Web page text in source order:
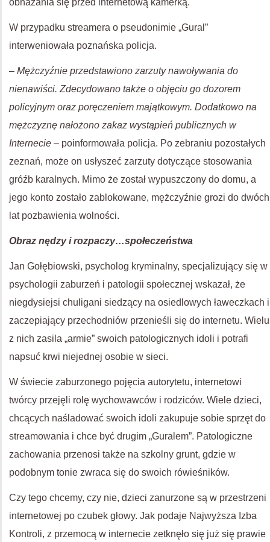
obnażania się przed internetową kamerką.
W przypadku streamera o pseudonimie „Gural”
interweniowała poznańska policja.
– Mężczyźnie przedstawiono zarzuty nawoływania do
nienawiści. Zdecydowano także o objęciu go dozorem
policyjnym oraz poręczeniem majątkowym. Dodatkowo na
mężczyznę nałożono zakaz wystąpień publicznych w
Internecie – poinformowała policja. Po zebraniu pozostałych
zeznań, może on usłyszeć zarzuty dotyczące stosowania
gróźb karalnych. Mimo że został wypuszczony do domu, a
jego konto zostało zablokowane, mężczyźnie grozi do dwóch
lat pozbawienia wolności.
Obraz nędzy i rozpaczy…społeczeństwa
Jan Gołębiowski, psycholog kryminalny, specjalizujący się w
psychologii zaburzeń i patologii społecznej wskazał, że
niegdysiejsi chuligani siedzący na osiedlowych ławeczkach i
zaczepiający przechodniów przenieśli się do internetu. Wielu
z nich zasila „armie” swoich patologicznych idoli i potrafi
napsuć krwi niejednej osobie w sieci.
W świecie zaburzonego pojęcia autorytetu, internetowi
twórcy przejęli rolę wychowawców i rodziców. Wiele dzieci,
chcących naśladować swoich idoli zakupuje sobie sprzęt do
streamowania i chce być drugim „Guralem”. Patologiczne
zachowania przenosi także na szkolny grunt, gdzie w
podobnym tonie zwraca się do swoich rówieśników.
Czy tego chcemy, czy nie, dzieci zanurzone są w przestrzeni
internetowej po czubek głowy. Jak podaje Najwyższa Izba
Kontroli, z przemocą w internecie zetknęło się już się prawie